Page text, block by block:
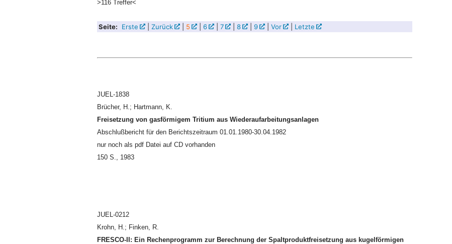
>116 Treffer<
Seite: Erste | Zurück | 5 | 6 | 7 | 8 | 9 | Vor | Letzte
JUEL-1838
Brücher, H.; Hartmann, K.
Freisetzung von gasförmigem Tritium aus Wiederaufarbeitungsanlagen
Abschlußbericht für den Berichtszeitraum 01.01.1980-30.04.1982
nur noch als pdf Datei auf CD vorhanden
150 S., 1983
JUEL-0212
Krohn, H.; Finken, R.
FRESCO-II: Ein Rechenprogramm zur Berechnung der Spaltproduktfreisetzung aus kugelförmigen